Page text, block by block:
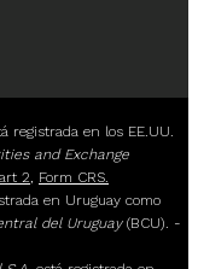
registrada en los EE.UU.
and Exchange
2, Form CRS.
en Uruguay como
del Uruguay(BCU). -